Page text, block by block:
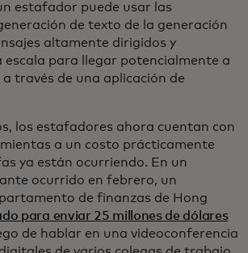
estafador puede usar las
de texto de la generación
altamente dirigidos y
escala para llegar potencialmente a
través de una aplicación de
los estafadores ahora cuentan con
a un costo prácticamente
ya están ocurriendo. En un
ocurrido en febrero, un
de finanzas de Hong
para enviar 25 millones de dólares
de hablar en una videoconferencia